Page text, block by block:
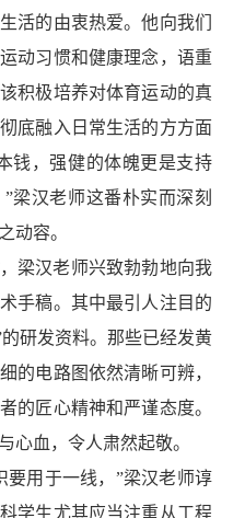
活的由衷热爱。他向我们
动习惯和健康理念，语重
积极培养对体育运动的真
底融入日常生活的方方面
钱，强健的体魄更是支持
”梁汉老师这番朴实而深刻
动容。
梁汉老师兴致勃勃地向我
手稿。其中最引人注目的
的研发资料。那些已经发黄
的电路图依然清晰可辨，
的匠心精神和严谨态度。
心血，令人肃然起敬。
用于一线， ”梁汉老师谆
学生尤其应当注重从工程